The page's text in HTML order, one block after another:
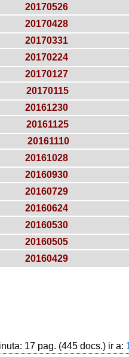
20170526
20170428
20170331
20170224
20170127
20170115
20161230
20161125
20161110
20161028
20160930
20160729
20160624
20160530
20160505
20160429
17 pag. (445 docs.) ir a: